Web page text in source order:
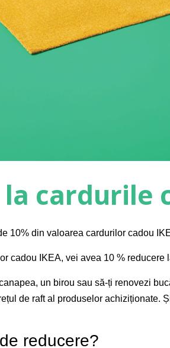
cardurile
10% din valoarea cardurilor cadou
cadou IKEA, vei avea 10 %
un birou sau să-ți renovezi
de raft al produselor achiziționate.
reducere?